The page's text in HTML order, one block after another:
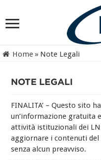
Home » Note Legali
NOTE LEGALI
FINALITA’ – Questo sito
un’informazione gratuita
attività istituzionali dei
aggiornare i contenuti
senza alcun preavviso.